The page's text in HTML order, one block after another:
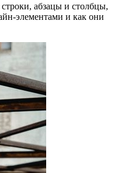
абзацы и столбцы,
элементами и как они